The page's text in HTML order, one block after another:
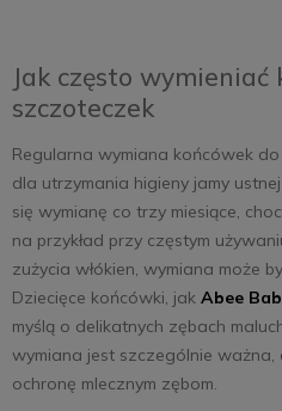
Jak często wymieniać
szczoteczek
Regularna wymiana końcówek
dla utrzymania higieny jamy
się wymianę co trzy miesiące,
na przykład przy częstym
zużycia włókien, wymiana może
Dziecięce końcówki, jak Abee
myślą o delikatnych zębach
wymiana jest szczególnie
ochronę mlecznym zębom.